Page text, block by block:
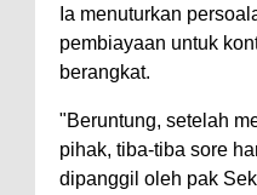
Ia menuturkan
pembiayaan untuk
berangkat.
"Beruntung, setelah
pihak, tiba-tiba sore
dipanggil oleh pak